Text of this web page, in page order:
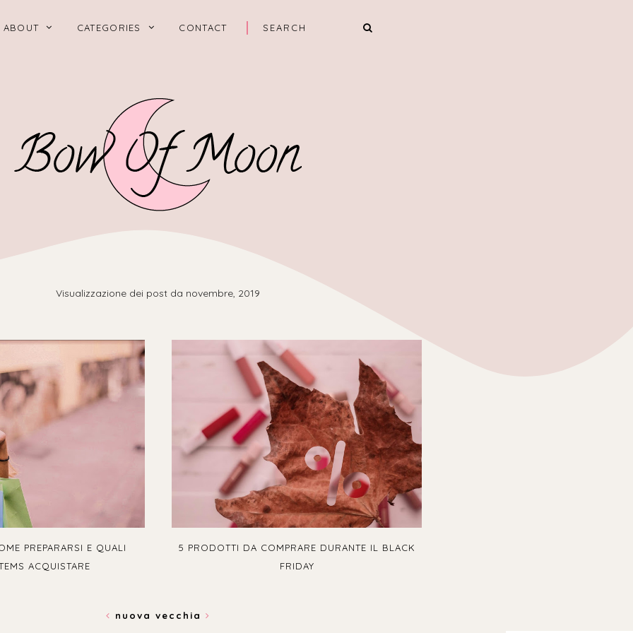
ABOUT CATEGORIES CONTACT
Visualizzazione dei post da novembre, 2019
PREPARARSI E QUALI
ACQUISTARE
5 PRODOTTI DA COMPRARE DURANTE IL BLACK
FRIDAY
nuova vecchia